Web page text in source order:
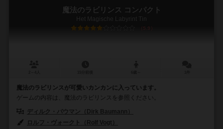
魔法のラビリンス コンパクト
Het Magische Labyrint Tin
5.9
魔法のラビリンスが可愛いカンカンに入っています。
ゲームの内容は、魔法のラビリンスを参照ください。
ディルク・バウマン（Dirk Baumann）
ロルフ・ヴォークト（Rolf Vogt）